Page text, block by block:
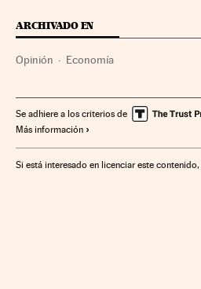
ARCHIVADO EN
Opinión Economía
Se adhiere a los criterios de
Más información
Si está interesado en licenciar este